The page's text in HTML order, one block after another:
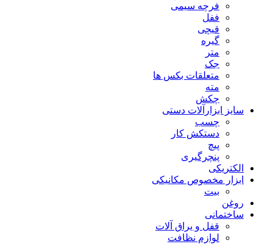
فرچه سیمی
ففل
قیچی
گیره
متر
جک
متعلقات بکس ها
مته
چکش
سایز ابزارآلات دستی
چسب
دستکش کار
پیچ
پنچرگیری
الکتریکی
ابزار مخصوص مکانیکی
بیت
روغن
ساختمانی
قفل و یراق آلات
لوازم نظافت